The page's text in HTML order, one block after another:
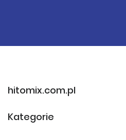
hitomix.com.pl
Kategorie